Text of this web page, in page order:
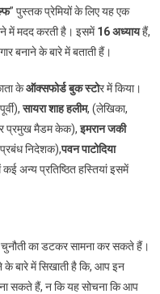
सुमित
भट्ट
की
“राइज
अप:
ओनली
यू
कैन
विमोचन
” पुस्तक प्रेमियों के लिए यह एक
में मदद करती है। इसमें16 अध्यायहैं,
बनाने के बारे में बताती हैं।
केऑक्सफोर्ड बुक स्टोर में किया।
सायरा शाह हलीम, (लेखिका,
प्रमुख मैडम केक),इमरान जकी
निदेशक),पवन पाटोदिया
अन्य प्रतिष्ठित हस्तियां इसमें
का डटकर सामना कर सकते हैं।
बारे में सिखाती है कि, आप इन
सकते हैं, न कि यह सोचना कि आप